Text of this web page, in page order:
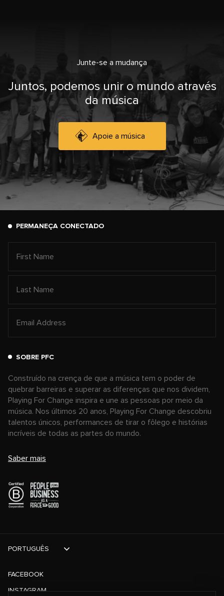
Junte-se a mudança
Juntos, podemos unir o mundo através
da música
Apoie a música
PERMANEÇA CONECTADO
SOBRE PFC
Construído na crença de que a música tem o poder de
quebrar barreiras e superar as diferenças que nos dividem,
Playing For Change inspira e une as pessoas por meio da
música. Nos últimos 20 anos, Playing For Change descobriu
talentos únicos, performances de tirar o fôlego e histórias
incríveis de todas as partes do mundo.
Saber mais
FACEBOOK
INSTAGRAM
PORTUGUÊS